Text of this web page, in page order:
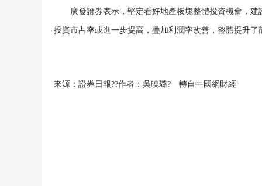
廣發證券表示，堅定看好地產板塊整體投資機會，建
投資市占率或進一步提高，疊加利潤率改善，整體提升
來源：證券日報??作者：吳曉璐? 轉自中國網財經